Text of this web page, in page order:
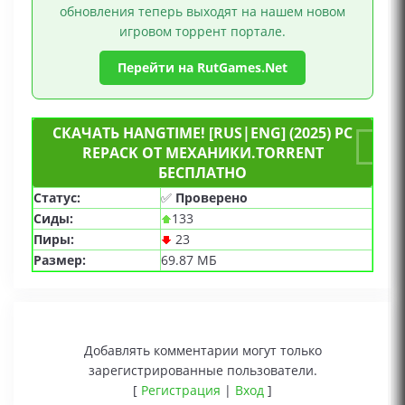
обновления теперь выходят на нашем новом
игровом торрент портале.
Перейти на RutGames.Net
СКАЧАТЬ HANGTIME! [RUS|ENG] (2025) PC
REPACK ОТ МЕХАНИКИ.TORRENT
БЕСПЛАТНО
Статус: ✅ Проверено
Сиды:
133
Пиры:
23
Размер:
69.87 МБ
Добавлять комментарии могут только
зарегистрированные пользователи.
[ Регистрация | Вход ]